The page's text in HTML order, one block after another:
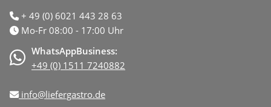
+ 49 (0) 6021 443 28 63
Mo-Fr 08:00 - 17:00 Uhr
WhatsAppBusiness:
+49 (0) 1511 7240882
info@liefergastro.de